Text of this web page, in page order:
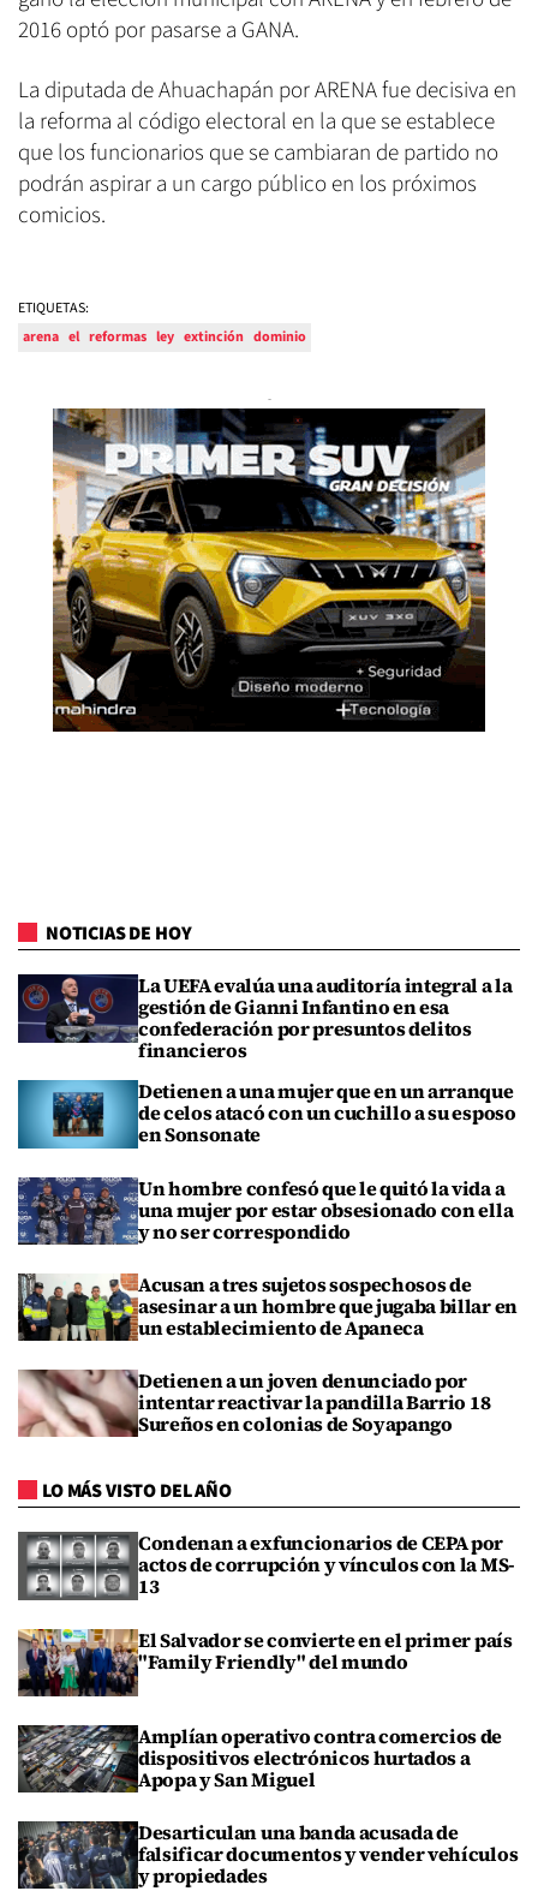
2016 optó por pasarse a GANA.
La diputada de Ahuachapán por ARENA fue decisiva en
la reforma al código electoral en la que se establece
que los funcionarios que se cambiaran de partido no
podrán aspirar a un cargo público en los próximos
comicios.
ETIQUETAS:
arena el reformas ley extinción dominio
NOTICIAS DE HOY
La UEFA evalúa una auditoría integral a la
gestión de Gianni Infantino en esa
confederación por presuntos delitos
financieros
Detienen a una mujer que en un arranque
de celos atacó con un cuchillo a su esposo
en Sonsonate
Un hombre confesó que le quitó la vida a
una mujer por estar obsesionado con ella
y no ser correspondido
Acusan a tres sujetos sospechosos de
asesinar a un hombre que jugaba billar en
un establecimiento de Apaneca
Detienen a un joven denunciado por
intentar reactivar la pandilla Barrio 18
Sureños en colonias de Soyapango
LO MÁS VISTO DEL AÑO
Condenan a exfuncionarios de CEPA por
actos de corrupción y vínculos con la MS-
13
El Salvador se convierte en el primer país
"Family Friendly" del mundo
Amplían operativo contra comercios de
dispositivos electrónicos hurtados a
Apopa y San Miguel
Desarticulan una banda acusada de
falsificar documentos y vender vehículos
y propiedades